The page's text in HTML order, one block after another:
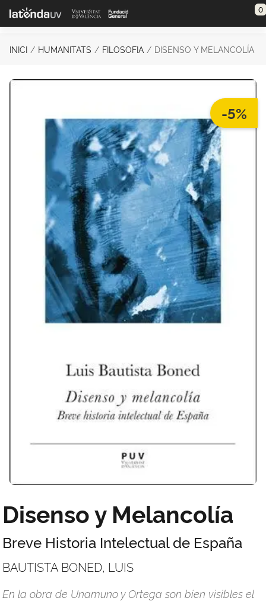
Saltar al contenido principal 0
INICI HUMANITATS FILOSOFIA DISENSO Y MELANCOLÍA
-5%
Disenso y Melancolía
Breve Historia Intelectual de España
BAUTISTA BONED, LUIS
En la obra de Unamuno y Ortega son bien visibles el